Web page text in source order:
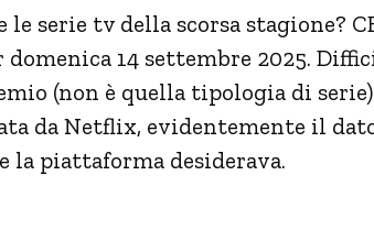
serie tv della scorsa stagione?
domenica 14 settembre 2025.
(non è quella tipologia di serie)
da Netflix, evidentemente il
la piattaforma desiderava.